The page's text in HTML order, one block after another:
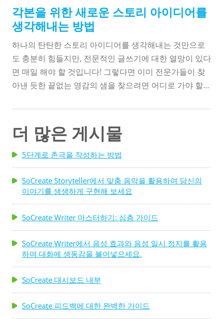
늘 저는 여러분이 새로운 각본 아이디어를 생각해내려는
고비를 극복하는 데 도움이 될 20개의 단편 소설 아이디
어를 생각해 냈습니다! 모든 사람은 가끔씩 글쓰기를 시작
할 무언가가 필요하며 아마도 이러한 프롬프트 중 하나가
손가락으로 타이핑을 하게 만드는 것일 수도 있습니다.
각본을 위한 새로운 스토리 아이디어를
생각해내는 방법
하나의 탄탄한 스토리 아이디어를 생각해내는 것만으로
도 충분히 힘들지만, 전문적인 글쓰기에 대한 열망이 있다
면 매일 해야 할 것입니다! 그렇다면 이미 전문가들이 찾
아낸 듯한 끝없는 영감의 샘을 찾으려면 어디로 가야 할까
즈", "스파이 키즈" 등 월트 디즈니 애니메이션 텔레비전
시리즈의 작가였던 드림웍스 스토리 편집자 리키 록스버
그로부터 들었던 조언입니다. : 미션 크리티컬.” 이 모든
공연을 진행하려면 Ricky가 스토리라인을 자주 구상해야
했기 때문에 그는 자신의 일이 고갈될 수 없었습니다.
더 많은 게시물
5단계로 촌극을 작성하는 방법
SoCreate Storyteller에서 맞춤 음악을 활용하여 당신의
이야기를 생생하게 구현해 보세요
SoCreate Writer 마스터하기: 심층 가이드
SoCreate Writer에서 음성 효과와 음성 일시 정지를 활용
하여 대화에 생동감을 불어넣으세요.
SoCreate 대시보드 내부
SoCreate 피드백에 대한 완벽한 가이드